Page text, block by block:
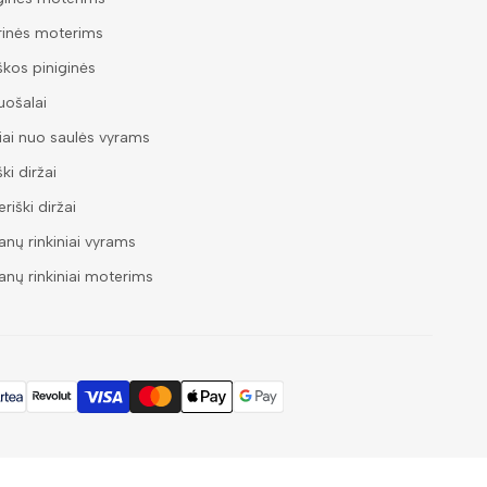
moterims
piniginės
nuo saulės vyrams
diržai
diržai
rinkiniai vyrams
rinkiniai moterims